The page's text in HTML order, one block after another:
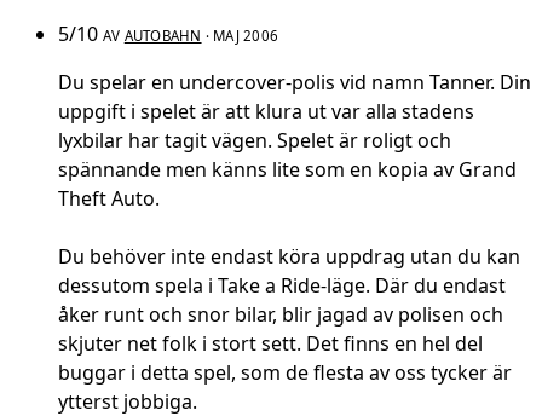
5/10 AV AUTOBAHN · MAJ 2006
Du spelar en undercover-polis vid namn Tanner. Din
uppgift i spelet är att klura ut var alla stadens
lyxbilar har tagit vägen. Spelet är roligt och
spännande men känns lite som en kopia av Grand
Theft Auto.
Du behöver inte endast köra uppdrag utan du kan
dessutom spela i Take a Ride-läge. Där du endast
åker runt och snor bilar, blir jagad av polisen och
skjuter net folk i stort sett. Det finns en hel del
buggar i detta spel, som de flesta av oss tycker är
ytterst jobbiga.